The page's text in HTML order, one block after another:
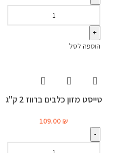
הוספה לסל
טייסט מזון כלבים ברווז 2 ק"ג
109.00 ₪